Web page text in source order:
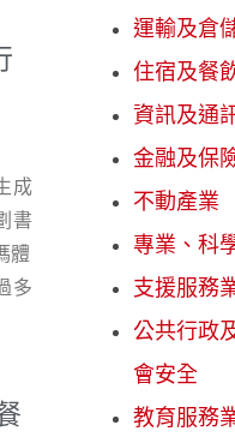
的
to
過
成
書
體
多
運輸及倉
住宿及餐
資訊及通
金融及保
不動產業
專業、科
支援服務
公共行政
會安全
教育服務